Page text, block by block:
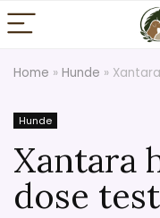
Home » Hunde »
Hunde
Xantara
dose